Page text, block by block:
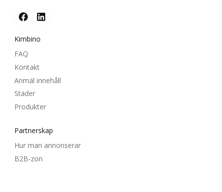
Kimbino
FAQ
Kontakt
Anmäl innehåll
Städer
Produkter
Partnerskap
Hur man annonserar
B2B-zon